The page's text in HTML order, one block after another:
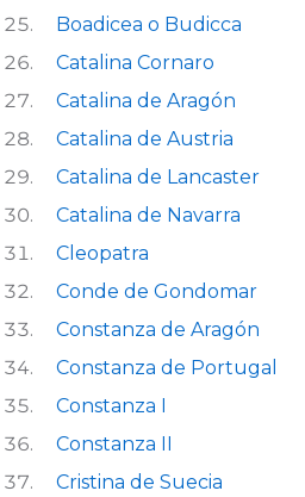
Boadicea o Budicca
Catalina Cornaro
Catalina de Aragón
Catalina de Austria
Catalina de Lancaster
Catalina de Navarra
Cleopatra
Conde de Gondomar
Constanza de Aragón
Constanza de Portugal
Constanza I
Constanza II
Cristina de Suecia